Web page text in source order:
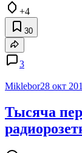
+4
30
3
Miklebor28 окт
Тысяча